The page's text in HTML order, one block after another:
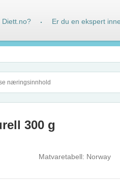
300 g
Matvaretabell: Norway
Diett.no? · Er du en ekspert